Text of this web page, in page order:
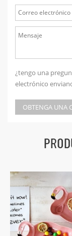
¿tengo una
electrónico
OBTENGA UNA